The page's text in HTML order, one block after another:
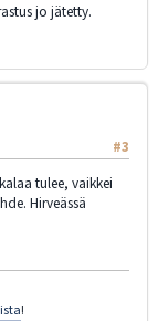
jo jätetty.
#3
tulee, vaikkei
Hirveässä
!